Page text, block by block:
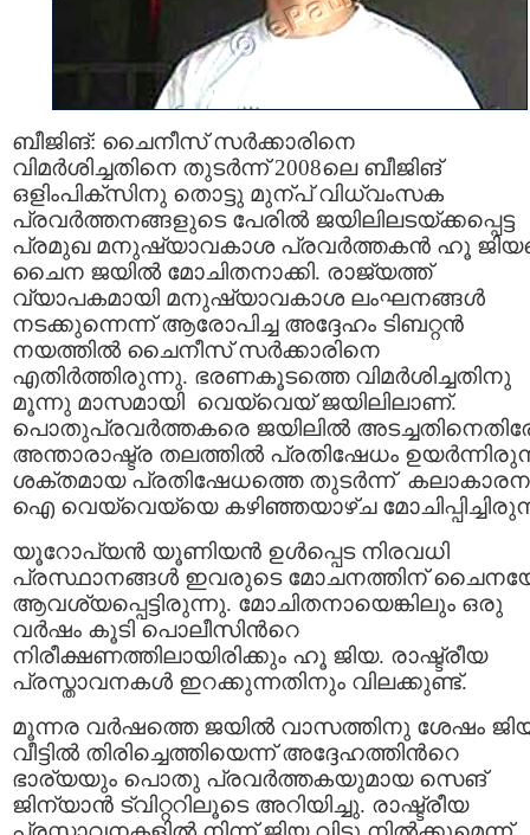
ബീജിങ്: ചൈനീസ് സര്‍ക്കാരിനെ
വിമര്‍ശിച്ചതിനെ തുടര്‍ന്ന് 2008ലെ ബീജിങ്
ഒളിംപിക്സിനു തൊട്ടു മുന്പ് വിധ്വംസക
പ്രവര്‍ത്തനങ്ങളുടെ പേരില്‍ ജയിലിലടയ്ക്കപ്പെട്ട
പ്രമുഖ മനുഷ്യാവകാശ പ്രവര്‍ത്തകന്‍ ഹൂ
ചൈന ജയില്‍ മോചിതനാക്കി. രാജ്യത്ത്
വ്യാപകമായി മനുഷ്യാവകാശ ലംഘനങ്ങള്‍
നടക്കുന്നെന്ന് ആരോപിച്ച അദ്ദേഹം ടിബറ്റന്‍
നയത്തില്‍ ചൈനീസ് സര്‍ക്കാരിനെ
എതിര്‍ത്തിരുന്നു. ഭരണകൂടത്തെ വിമര്‍ശിച്ചതിനു
മൂന്നു മാസമായി വെയ്വെയ് ജയിലിലാണ്.
പൊതുപ്രവര്‍ത്തകരെ ജയിലില്‍
അന്താരാഷ്ട്ര തലത്തില്‍ പ്രതിഷേധം
ശക്തമായ പ്രതിഷേധത്തെ തുടര്‍ന്ന്
ഐ വെയ്വെയ്യെ കഴിഞ്ഞയാഴ്ച
യൂറോപ്യന്‍ യൂണിയന്‍ ഉള്‍പ്പെട നിരവധി
പ്രസ്ഥാനങ്ങള്‍ ഇവരുടെ മോചനത്തിന്
ആവശ്യപ്പെട്ടിരുന്നു. മോചിതനായെങ്കിലും ഒരു
വര്‍ഷം കൂടി പൊലീസിന്‍റെ
നിരീക്ഷണത്തിലായിരിക്കും ഹൂ ജിയ. രാഷ്ട്രീയ
പ്രസ്താവനകള്‍ ഇറക്കുന്നതിനും വിലക്കുണ്ട്.
മൂന്നര വര്‍ഷത്തെ ജയില്‍ വാസത്തിനു ശേഷം
വീട്ടില്‍ തിരിച്ചെത്തിയെന്ന് അദ്ദേഹത്തിന്‍റെ
ഭാര്യയും പൊതു പ്രവര്‍ത്തകയുമായ സെങ്
ജിന്യാന്‍ ട്വിറ്ററിലൂടെ അറിയിച്ചു. രാഷ്ട്രീയ